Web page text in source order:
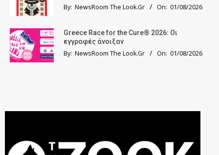
By: NewsRoom The Look.Gr On: 01/08/2026
Greece Race for the Cure® 2026: Οι
εγγραφές άνοιξαν
By: NewsRoom The Look.Gr On: 01/08/2026